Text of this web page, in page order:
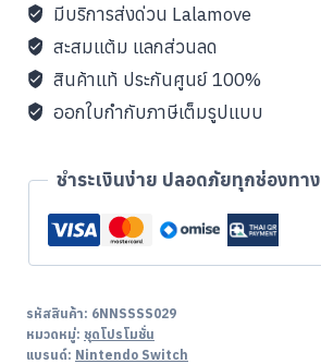
Set
#
1
ชิ้น
มีบริการส่งด่วน Lalamove
สะสมแต้ม แลกส่วนลด
สินค้าแท้ ประกันศูนย์ 100%
ออกใบกำกับภาษีเต็มรูปแบบ
ชำระเงินง่าย ปลอดภัยทุกช่องทาง
รหัสสินค้า: 6NNSSSS029
หมวดหมู่: ชุดโปรโมชั่น
แบรนด์: Nintendo Switch